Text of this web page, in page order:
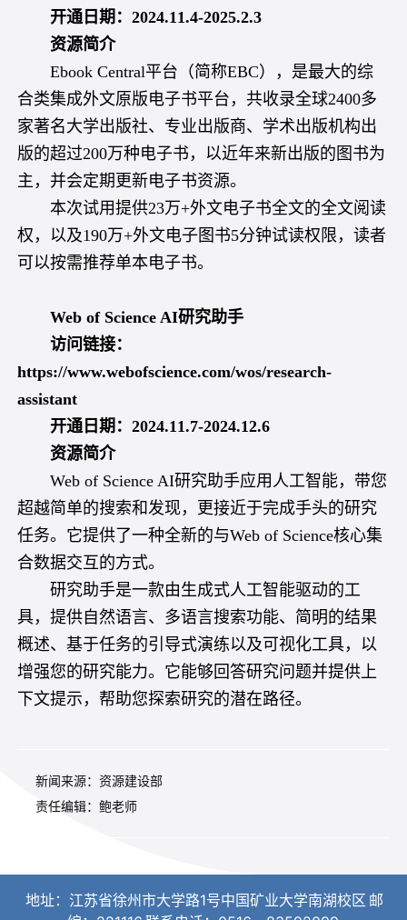
开通日期：2024.11.4-2025.2.3
资源简介
Ebook Central平台（简称EBC），是最大的综
合类集成外文原版电子书平台，共收录全球2400多
家著名大学出版社、专业出版商、学术出版机构出
版的超过200万种电子书，以近年来新出版的图书为
主，并会定期更新电子书资源。
本次试用提供23万+外文电子书全文的全文阅读
权，以及190万+外文电子图书5分钟试读权限，读者
可以按需推荐单本电子书。
Web of Science AI研究助手
访问链接：
https://www.webofscience.com/wos/research-
assistant
开通日期 ：2024.11.7-2024.12.6
资源简介
Web of Science AI研究助手应用人工智能，带您
超越简单的搜索和发现，更接近于完成手头的研究
任务。它提供了一种全新的与Web of Science核心集
合数据交互的方式。
研究助手是一款由生成式人工智能驱动的工
具，提供自然语言、多语言搜索功能、简明的结果
概述、基于任务的引导式演练以及可视化工具，以
增强您的研究能力。它能够回答研究问题并提供上
下文提示，帮助您探索研究的潜在路径。
新闻来源：资源建设部
责任编辑：鲍老师
地址：江苏省徐州市大学路1号中国矿业大学南湖校区 邮